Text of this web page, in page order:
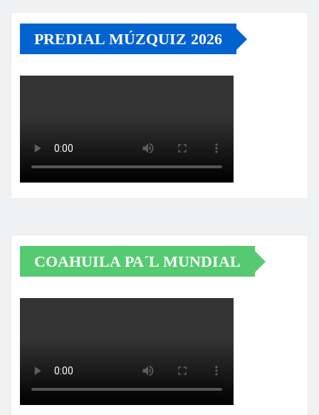
PREDIAL MÚZQUIZ 2026
COAHUILA PA´L MUNDIAL